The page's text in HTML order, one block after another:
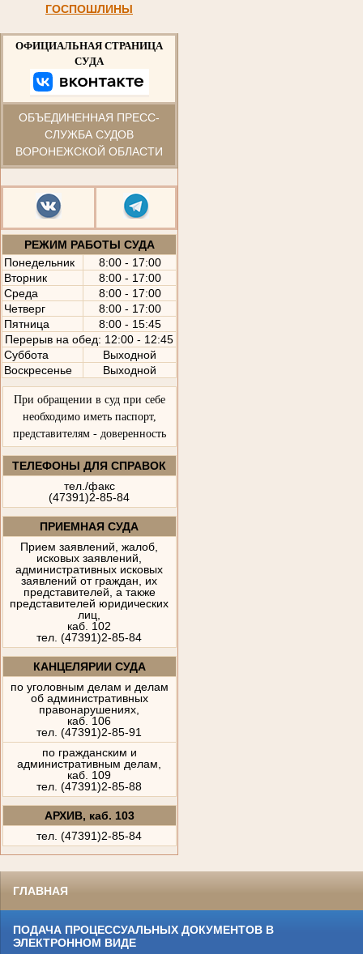
ГОСПОШЛИНЫ
ОФИЦИАЛЬНАЯ СТРАНИЦА
СУДА
ОБЪЕДИНЕННАЯ ПРЕСС-
СЛУЖБА СУДОВ
ВОРОНЕЖСКОЙ ОБЛАСТИ
РЕЖИМ РАБОТЫ СУДА
Понедельник
8:00 - 17:00
Вторник
8:00 - 17:00
Среда
8:00 - 17:00
Четверг
8:00 - 17:00
Пятница
8:00 - 15:45
Перерыв на обед: 12:00 - 12:45
Суббота
Выходной
Воскресенье
Выходной
При обращении в суд при себе
необходимо иметь паспорт,
представителям - доверенность
ТЕЛЕФОНЫ ДЛЯ СПРАВОК
тел./факс
(47391)2-85-84
ПРИЕМНАЯ СУДА
Прием заявлений, жалоб,
исковых заявлений,
административных исковых
заявлений от граждан, их
представителей, а также
представителей юридических
лиц,
каб. 102
тел. (47391)2-85-84
КАНЦЕЛЯРИИ СУДА
по уголовным делам и делам
об административных
правонарушениях,
каб. 106
тел. (47391)2-85-91
по гражданским и
административным делам,
каб. 109
тел. (47391)2-85-88
АРХИВ, каб. 103
тел. (47391)2-85-84
ГЛАВНАЯ
ПОДАЧА ПРОЦЕССУАЛЬНЫХ ДОКУМЕНТОВ В
ЭЛЕКТРОННОМ ВИДЕ